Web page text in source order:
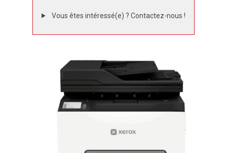
Vous êtes intéressé(e) ? Contactez-nous !